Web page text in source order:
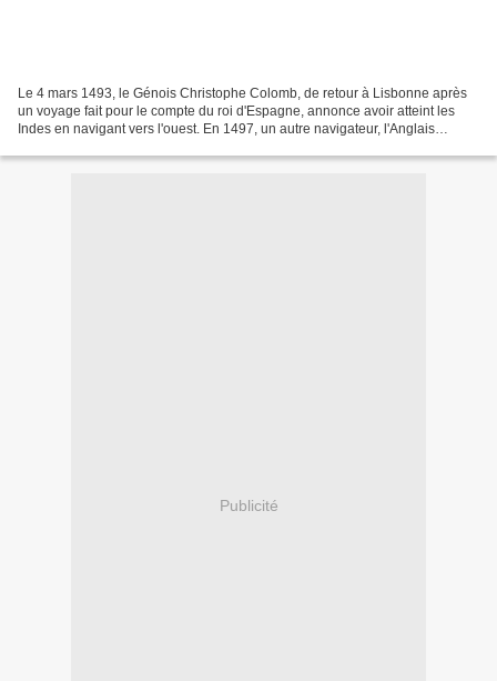
Le 4 mars 1493, le Génois Christophe Colomb, de retour à Lisbonne après
un voyage fait pour le compte du roi d'Espagne, annonce avoir atteint les
Indes en navigant vers l'ouest. En 1497, un autre navigateur, l'Anglais
Publicité